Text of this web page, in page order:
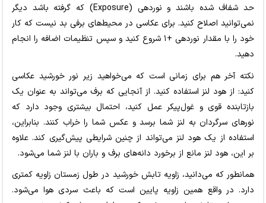
حد شفاف شده باشند و نوردهی (Exposure) که گرفته باشد دیگر
نمی‌توانید اصلاح کنید. برای عکاسی در محیط‌های برفی بد نیست که کار
خود را با مقدار نوردهی +۱ شروع کنید و سپس تنظیمات اضافه را انجام
دهید.
نکته آخر هم برای زمانی است که می‌خواهید زیر نور خورشید عکاسی
کنید: از هود لنز استفاده کنید. از آنجایی که برف می‌تواند به عنوان یک
بازتابنده قوی و غول‌پیکر عمل کنید، احتمال بیشتری وجود دارد که
نورهای سرگردان به لنز شما برسد و عکس شما را خراب کنند. بنابراین،
استفاده از یک هود لنز می‌تواند از چنین شرایطی پیش‌گیری کند. علاوه
بر این، هود لنز مانع از برخورد دانه‌های برف و باران با لنز شما می‌شود.
همانطور که می‌دانید، زاویه تابش خورشید در طول زمستان زاویه کمتری
دارد. در واقع همین زاویه پایین است که باعث سردی هوا می‌شود.